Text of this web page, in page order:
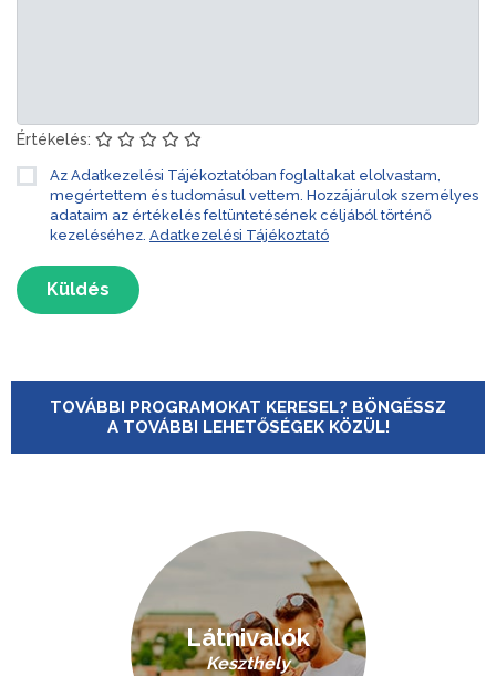
Értékelés:
Az Adatkezelési Tájékoztatóban foglaltakat elolvastam,
megértettem és tudomásul vettem. Hozzájárulok személyes
adataim az értékelés feltüntetésének céljából történő
kezeléséhez. Adatkezelési Tájékoztató
Küldés
TOVÁBBI PROGRAMOKAT KERESEL? BÖNGÉSSZ
A TOVÁBBI LEHETŐSÉGEK KÖZÜL!
Látnivalók
Keszthely